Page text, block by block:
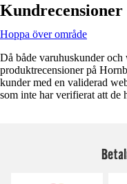
Kundrecensioner
Hoppa över område
Då både varuhuskunder
produktrecensioner på
kunder med en validerad
som inte har verifierat att de